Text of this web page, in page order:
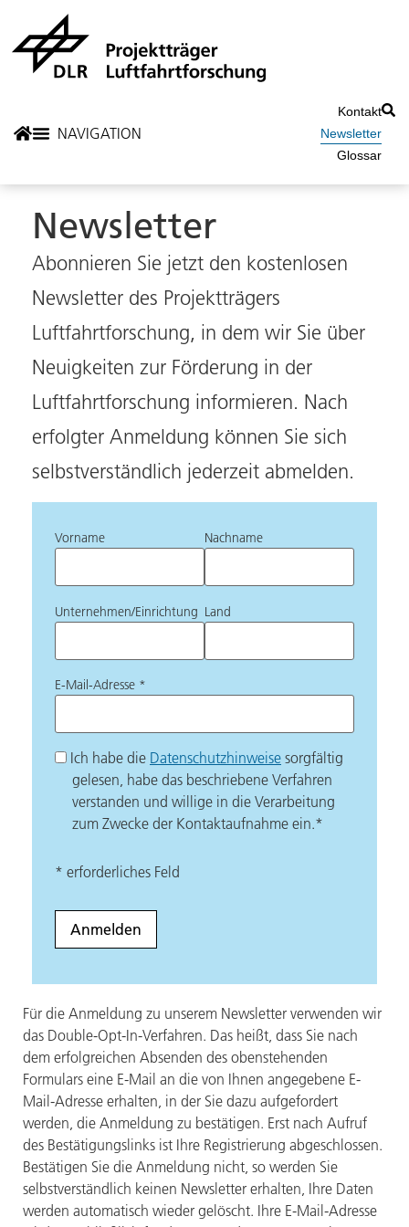
Kontakt
Newsletter
Glossar
Newsletter
Abonnieren Sie jetzt den kostenlosen
Newsletter des Projektträgers
Luftfahrtforschung, in dem wir Sie über
Neuigkeiten zur Förderung in der
Luftfahrtforschung informieren. Nach
erfolgter Anmeldung können Sie sich
selbstverständlich jederzeit abmelden.
Vorname Nachname
Unternehmen/Einrichtung Land
E-Mail-Adresse *
Ich habe die Datenschutzhinweise sorgfältig
gelesen, habe das beschriebene Verfahren
verstanden und willige in die Verarbeitung
zum Zwecke der Kontaktaufnahme ein.*
* erforderliches Feld
Für die Anmeldung zu unserem Newsletter verwenden wir
das Double-Opt-In-Verfahren. Das heißt, dass Sie nach
dem erfolgreichen Absenden des obenstehenden
Formulars eine E-Mail an die von Ihnen angegebene E-
Mail-Adresse erhalten, in der Sie dazu aufgefordert
werden, die Anmeldung zu bestätigen. Erst nach Aufruf
des Bestätigungslinks ist Ihre Registrierung abgeschlossen.
Bestätigen Sie die Anmeldung nicht, so werden Sie
selbstverständlich keinen Newsletter erhalten, Ihre Daten
werden automatisch wieder gelöscht. Ihre E-Mail-Adresse